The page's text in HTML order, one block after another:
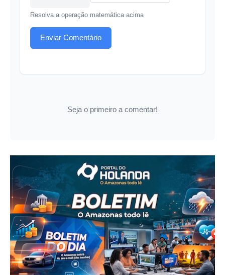
Resolva a operação matemática acima
Enviar Comentário
Seja o primeiro a comentar!